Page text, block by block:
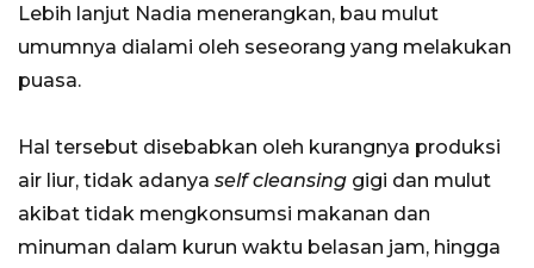
Lebih lanjut Nadia menerangkan, bau mulut
umumnya dialami oleh seseorang yang melakukan
puasa.
Hal tersebut disebabkan oleh kurangnya produksi
air liur, tidak adanya self cleansing gigi dan mulut
akibat tidak mengkonsumsi makanan dan
minuman dalam kurun waktu belasan jam, hingga